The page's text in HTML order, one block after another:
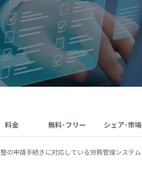
料金 無料･フリー シェア･市場
の申請手続きに対応している労務管理システム